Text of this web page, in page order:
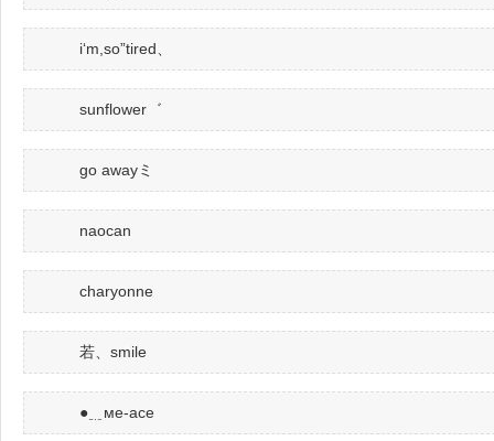
i‘m,so”tired、
sunflower゛
go awayミ
naocan
charyonne
若、smile
●﹎мe-ace